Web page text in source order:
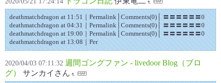
deathmatchdragon at 11:51｜Permalink│Comments(0)│ 〓〓〓〓〓〓0
deathmatchdragon at 04:31｜Permalink│Comments(0)│ 〓〓〓〓〓〓0
deathmatchdragon at 19:00｜Permalink│Comments(0)│ 〓〓〓〓〓〓0
deathmatchdragon at 13:08｜Per
2020/04/03 07:11:32 週間ゴングファン - livedoor Blog（ブロ
グ）
サンカイさん